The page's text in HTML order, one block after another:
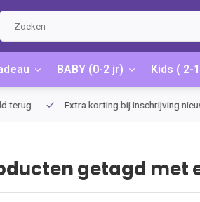
BABY (0-2 jr) Kids ( 2-
Extra korting bij inschrijving
getagd met